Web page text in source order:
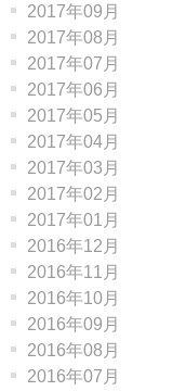
2017年09月
2017年08月
2017年07月
2017年06月
2017年05月
2017年04月
2017年03月
2017年02月
2017年01月
2016年12月
2016年11月
2016年10月
2016年09月
2016年08月
2016年07月